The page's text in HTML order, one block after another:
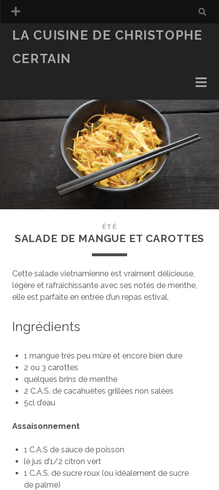
LA CUISINE DE CHRISTOPHE
CERTAIN
ÉTÉ
SALADE DE MANGUE ET CAROTTES
Cette salade vietnamienne est vraiment délicieuse,
légère et rafraîchissante avec ses notes de menthe,
elle est parfaite en entrée d’un repas estival.
Ingrédients
1 mangue très peu mûre et encore bien dure
2 ou 3 carottes
quelques brins de menthe
2 C.A.S. de cacahuètes grillées non salées
5cl d’eau
Assaisonnement
1 C.A.S de sauce de poisson
le jus d’1/2 citron vert
1 C.A.S. de sucre roux (ou idéalement de sucre
de palme)